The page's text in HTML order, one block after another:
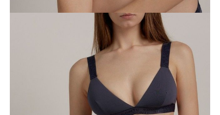
Bustier CONTE ELEGANT FLEXIBLE LBE 2234, r.170-84/XS,